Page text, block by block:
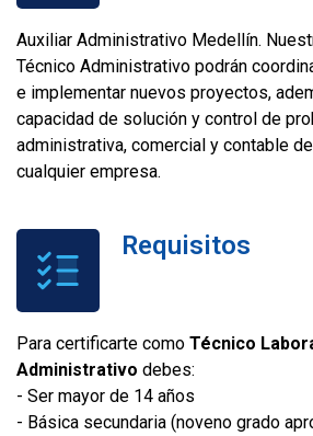
Auxiliar Administrativo Medellín.
Técnico Administrativo podrán
e implementar nuevos proyectos,
capacidad de solución y control de
administrativa, comercial y contable
cualquier empresa.
Requisitos
Para certificarte como Técnico
Administrativo debes:
- Ser mayor de 14 años
- Básica secundaria (noveno grado